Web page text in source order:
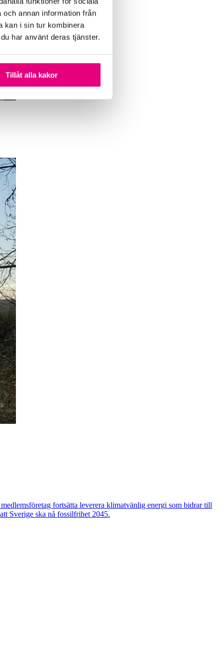
annan information från
kan i sin tur kombinera
har använt deras tjänster.
Tillåt alla kakor
fortsätta leverera klimatvänlig energi som bidrar till
Sverige ska nå fossilfrihet 2045.